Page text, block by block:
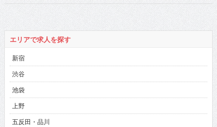
エリアで求人を探す
新宿
渋谷
池袋
上野
五反田・品川